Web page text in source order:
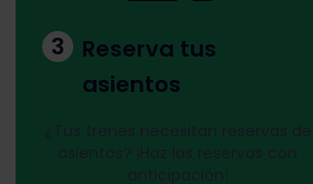
3
Reserva tus
asientos
¿Tus trenes necesitan reservas de
asientos? ¡Haz las reservas con
anticipación!